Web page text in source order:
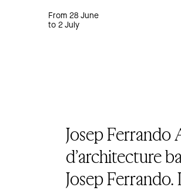
From 28 June
to 2 July
Josep
d’architecture
Josep